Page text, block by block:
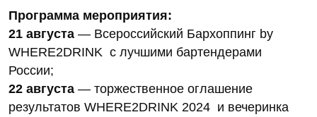
Программа мероприятия:
21 августа — Всероссийский Бархоппинг by
WHERE2DRINK с лучшими бартендерами
России;
22 августа — торжественное оглашение
результатов WHERE2DRINK 2024 и вечеринка